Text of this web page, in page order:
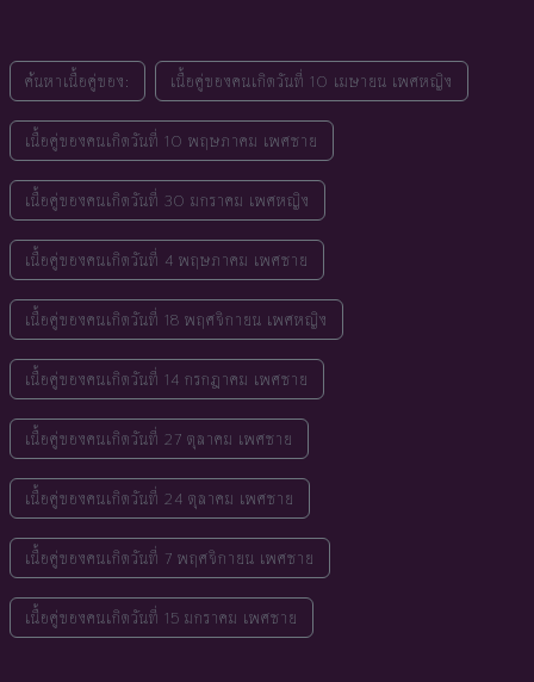
ค้นหาเนื้อคู่ของ: เนื้อคู่ของคนเกิดวันที่ 10 เมษายน เพศหญิง
เนื้อคู่ของคนเกิดวันที่ 10 พฤษภาคม เพศชาย
เนื้อคู่ของคนเกิดวันที่ 30 มกราคม เพศหญิง
เนื้อคู่ของคนเกิดวันที่ 4 พฤษภาคม เพศชาย
เนื้อคู่ของคนเกิดวันที่ 18 พฤศจิกายน เพศหญิง
เนื้อคู่ของคนเกิดวันที่ 14 กรกฎาคม เพศชาย
เนื้อคู่ของคนเกิดวันที่ 27 ตุลาคม เพศชาย
เนื้อคู่ของคนเกิดวันที่ 24 ตุลาคม เพศชาย
เนื้อคู่ของคนเกิดวันที่ 7 พฤศจิกายน เพศชาย
เนื้อคู่ของคนเกิดวันที่ 15 มกราคม เพศชาย